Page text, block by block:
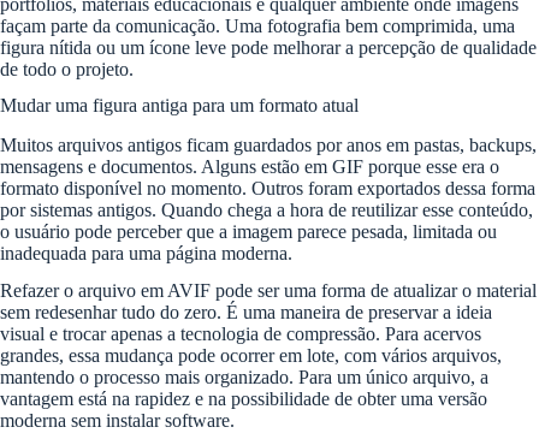
façam parte da comunicação. Uma fotografia bem comprimida, uma
figura nítida ou um ícone leve pode melhorar a percepção de qualidade
de todo o projeto.
Mudar uma figura antiga para um formato atual
Muitos arquivos antigos ficam guardados por anos em pastas, backups,
mensagens e documentos. Alguns estão em GIF porque esse era o
formato disponível no momento. Outros foram exportados dessa forma
por sistemas antigos. Quando chega a hora de reutilizar esse conteúdo,
o usuário pode perceber que a imagem parece pesada, limitada ou
inadequada para uma página moderna.
Refazer o arquivo em AVIF pode ser uma forma de atualizar o material
sem redesenhar tudo do zero. É uma maneira de preservar a ideia
visual e trocar apenas a tecnologia de compressão. Para acervos
grandes, essa mudança pode ocorrer em lote, com vários arquivos,
mantendo o processo mais organizado. Para um único arquivo, a
vantagem está na rapidez e na possibilidade de obter uma versão
moderna sem instalar software.